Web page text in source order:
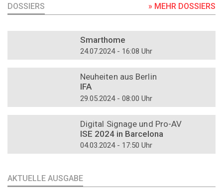
DOSSIERS » MEHR DOSSIERS
Smarthome
24.07.2024 - 16:08 Uhr
Neuheiten aus Berlin
IFA
29.05.2024 - 08:00 Uhr
Digital Signage und Pro-AV
ISE 2024 in Barcelona
04.03.2024 - 17:50 Uhr
AKTUELLE AUSGABE